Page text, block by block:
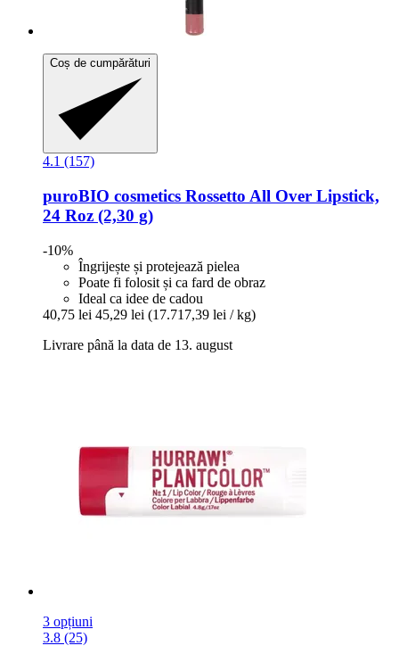
Coș de cumpărături
4.1 (157)
puroBIO cosmetics Rossetto All Over Lipstick,
24 Roz (2,30 g)
-10%
Îngrijește și protejează pielea
Poate fi folosit și ca fard de obraz
Ideal ca idee de cadou
40,75 lei 45,29 lei (17.717,39 lei / kg)
Livrare până la data de 13. august
3 opțiuni
3.8 (25)